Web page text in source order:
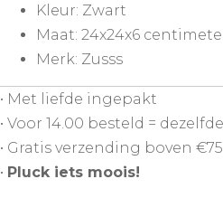
Kleur: Zwart
Maat: 24x24x6
Merk: Zusss
• Met liefde ingepakt
• Voor 14.00 besteld =
• Gratis verzending boven
• Pluck iets moois!